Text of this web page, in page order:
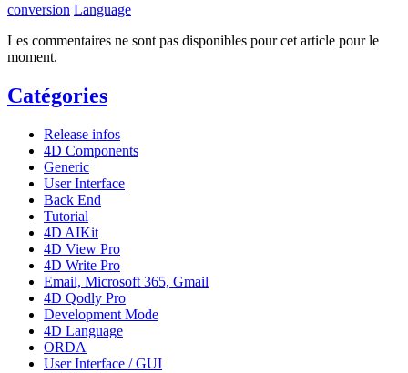
conversion Language
Les commentaires ne sont pas disponibles pour cet article pour le
moment.
Catégories
Release infos
4D Components
Generic
User Interface
Back End
Tutorial
4D AIKit
4D View Pro
4D Write Pro
Email, Microsoft 365, Gmail
4D Qodly Pro
Development Mode
4D Language
ORDA
User Interface / GUI